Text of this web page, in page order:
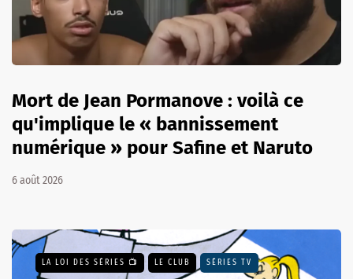
Mort de Jean Pormanove : voilà ce
qu'implique le « bannissement
numérique » pour Safine et Naruto
6 août 2026
LA LOI DES SÉRIES 📺 LE CLUB SÉRIES TV